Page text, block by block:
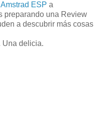
Amstrad ESP a
preparando una Review
a descubrir más cosas
Una delicia.